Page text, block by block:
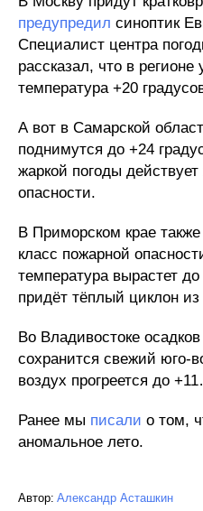
предупредил синоптик
Специалист центра
рассказал, что в
температура +20
А вот в Самарской
поднимутся до +24
жаркой погоды
опасности.
В Приморском крае также
класс пожарной
температура вырастет
придёт тёплый циклон из
Во Владивостоке осадков
сохранится свежий юго-
воздух прогреется до
Ранее мы писали о том,
аномальное лето.
Автор: Александр Асташкин